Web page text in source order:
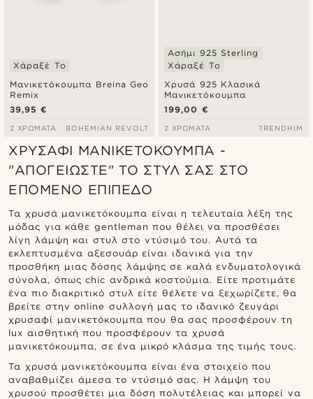
Μανικετόκουμπα Breina Geo
Remix
Χάραξέ Το
39,95 €
2 ΧΡΏΜΑΤΑ BOHEMIAN REVOLT
Χρυσά 925 Κλασικά
Μανικετόκουμπα
Ασήμι 925 Sterling
Χάραξέ Το
199,00 €
2 ΧΡΏΜΑΤΑ TRENDHIM
ΧΡΥΣΑΦΊ ΜΑΝΙΚΕΤΌΚΟΥΜΠΑ -
"ΑΠΟΓΕΙΏΣΤΕ" ΤΟ ΣΤΥΛ ΣΑΣ ΣΤΟ
ΕΠΌΜΕΝΟ ΕΠΊΠΕΔΟ
Τα χρυσά μανικετόκουμπα είναι η τελευταία λέξη της
μόδας για κάθε gentleman που θέλει να προσθέσει
λίγη λάμψη και στυλ στο ντύσιμό του. Αυτά τα
εκλεπτυσμένα αξεσουάρ είναι ιδανικά για την
προσθήκη μιας δόσης λάμψης σε καλά ενδυματολογικά
σύνολα, όπως chic ανδρικά κοστούμια. Είτε προτιμάτε
ένα πιο διακριτικό στυλ είτε θέλετε να ξεχωρίζετε, θα
βρείτε στην online συλλογή μας το ιδανικό ζευγάρι
χρυσαφί μανικετόκουμπα που θα σας προσφέρουν τη
lux αισθητική που προσφέρουν τα χρυσά
μανικετόκουμπα, σε ένα μικρό κλάσμα της τιμής τους.
Τα χρυσά μανικετόκουμπα είναι ένα στοιχείο που
αναβαθμίζει άμεσα το ντύσιμό σας. Η λάμψη του
χρυσού προσθέτει μια δόση πολυτέλειας και μπορεί να